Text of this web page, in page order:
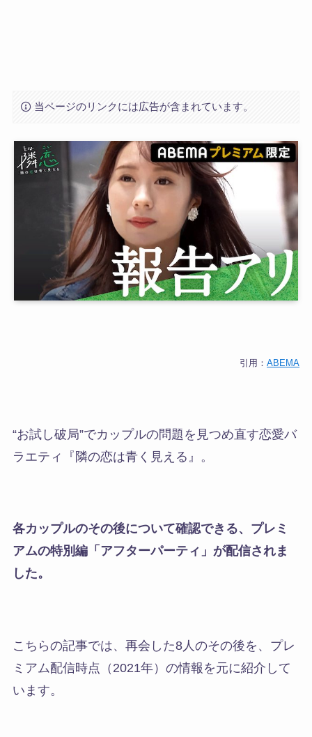
当ページのリンクには広告が含まれています。
引用：ABEMA
“お試し破局”でカップルの問題を見つめ直す恋愛バ
ラエティ
『隣の恋は青く見える』 。
各カップルのその後について確認できる、プレミ
アムの特別編「 アフターパーティ 」が配信されま
した。
こちらの記事では、再会した8人のその後を、プレ
ミアム配信時点（2021年）の情報を元に紹介して
います。